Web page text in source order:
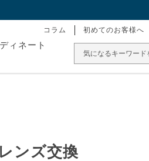
コラム 初めてのお客様へ
ィネート
ンズ交換